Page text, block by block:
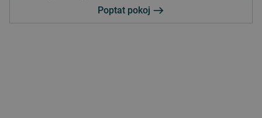
Poptat pokoj east